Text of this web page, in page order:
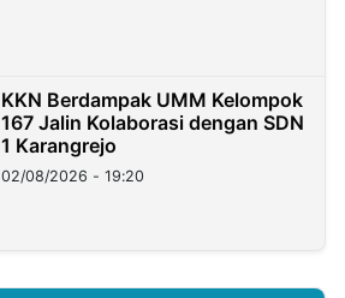
KKN Berdampak UMM Kelompok
167 Jalin Kolaborasi dengan SDN
1 Karangrejo
02/08/2026 - 19:20